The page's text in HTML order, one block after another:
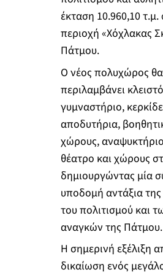
έκταση 10.960,10 τ.μ.
περιοχή «Χόχλακας
Πάτμου.
Ο νέος πολυχώρος θα
περιλαμβάνει κλειστό
γυμναστήριο,
αποδυτήρια,
χώρους,
θέατρο και χώρους
δημιουργώντας μία
υποδομή αντάξια της
του πολιτισμού και
αναγκών της Πάτμου.
Η σημερινή εξέλιξη
δικαίωση ενός